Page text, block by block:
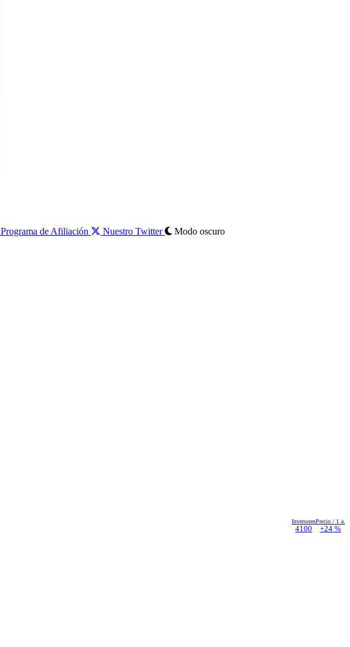
Programa de Afiliación Nuestro Twitter
Modo oscuro
Inversores
4100
Precio / 1 a.
+24 %